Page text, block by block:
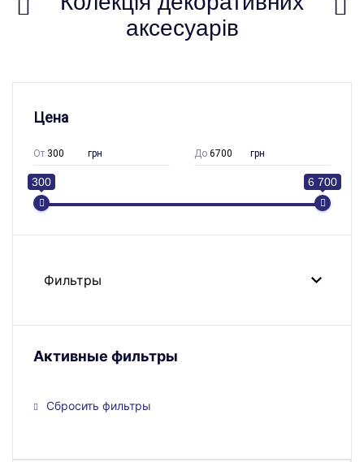
аксесуарів
Цена
От грн До грн
300 6 700
Фильтры
Активные фильтры
Сбросить фильтры